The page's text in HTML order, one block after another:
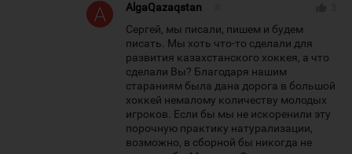
AlgaQazaqstan
Сергей, мы писали, пишем и будем
писать. Мы хоть что-то сделали для
развития казахстанского хоккея, а что
сделали Вы? Благодаря нашим
стараниям была дана дорога в большой
хоккей немалому количеству молодых
игроков. Если бы мы не искоренили эту
порочную практику натурализации,
возможно, в сборной бы никогда не